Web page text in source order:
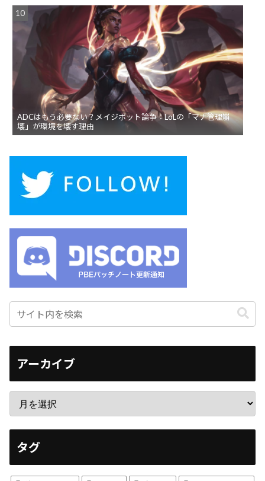
ADCはもう必要ない？メイジボット論争：LoLの「マナ管理崩
壊」が環境を壊す理由
アーカイブ
タグ